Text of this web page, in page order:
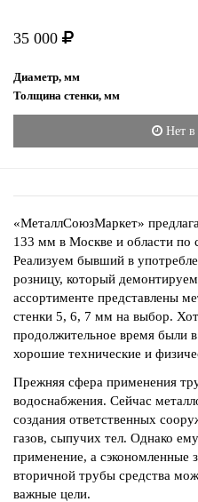
35 000
Диаметр, мм
Толщина стенки, мм
Нет в
«МеталлСоюзМаркет»
133 мм в Москве и области
Реализуем бывший в
розницу, который
ассортименте представлены
стенки 5, 6, 7 мм на выбор.
продолжительное время были
хорошие технические и
Прежняя сфера применения
водоснабжения. Сейчас
создания ответственных
газов, сыпучих тел. Однако
применение, а сэкономленные
вторичной трубы средства
важные цели.